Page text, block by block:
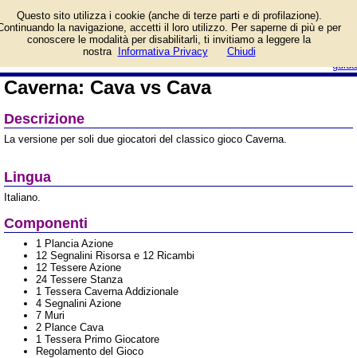
guida
Cava vs Cava e prezzo di
vendita. Prodotto da Uplay
Caverna: Cava vs Cava
Descrizione
La versione per soli due giocatori del classico gioco Caverna.
Lingua
Italiano.
Componenti
1 Plancia Azione
12 Segnalini Risorsa e 12 Ricambi
12 Tessere Azione
24 Tessere Stanza
1 Tessera Caverna Addizionale
4 Segnalini Azione
7 Muri
2 Plance Cava
1 Tessera Primo Giocatore
Regolamento del Gioco
Questo sito utilizza i cookie (anche di terze parti e di profilazione).
la navigazione, accetti il loro utilizzo. Per saperne di più e per
conoscere le modalità per disabilitarli, ti invitiamo a leggere la
nostra
Informativa Privacy Chiudi